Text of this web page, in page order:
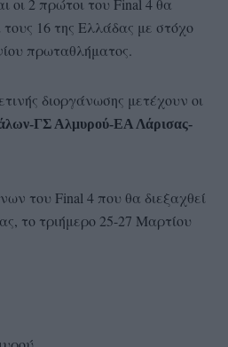
οι 2 πρώτοι του Final 4 θα
τους 16 της Ελλάδας με στόχο
πρωταθλήματος.
διοργάνωσης μετέχουν οι
ΓΣ Αλμυρού-ΕΑ Λάρισας-
του Final 4 που θα διεξαχθεί
το τριήμερο 25-27 Μαρτίου